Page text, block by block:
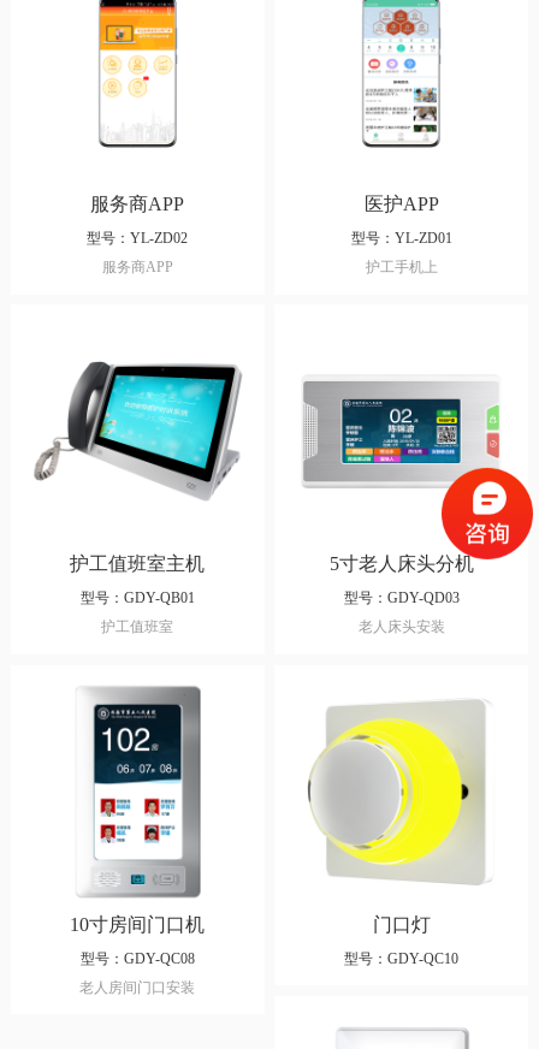
服务商APP
型号：YL-ZD02
服务商APP
医护APP
型号：YL-ZD01
护工手机上
护工值班室主机
型号：GDY-QB01
护工值班室
5寸老人床头分机
型号：GDY-QD03
老人床头安装
10寸房间门口机
型号：GDY-QC08
老人房间门口安装
门口灯
型号：GDY-QC10